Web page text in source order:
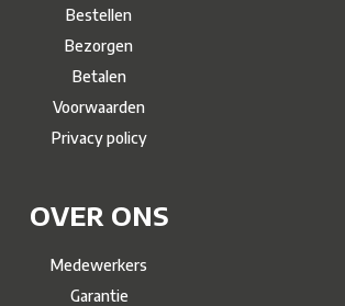
Bestellen
Bezorgen
Betalen
Voorwaarden
Privacy policy
OVER ONS
Medewerkers
Garantie